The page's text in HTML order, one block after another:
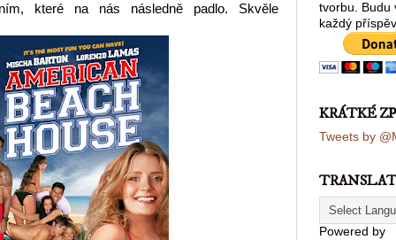
které na nás následně padlo. Skvěle
tvorbu. Budu
každý
KRÁTKÉ
Tweets by
Powered by